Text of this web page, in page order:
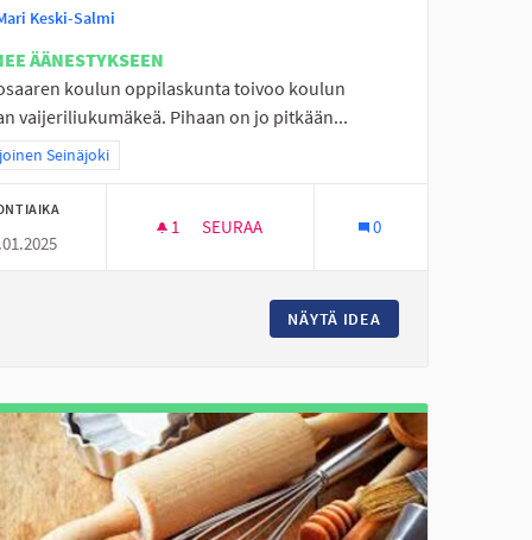
Keski-Salmi
ÄÄNESTYKSEEN
koulun oppilaskunta toivoo koulun
vaijeriliukumäkeä. Pihaan on jo pitkään...
tulokset teeman mukaan: Pohjoinen Seinäjoki
Seinäjoki
1 1 SEURAAJA
SEURAA 0
NÄYTÄ IDEA